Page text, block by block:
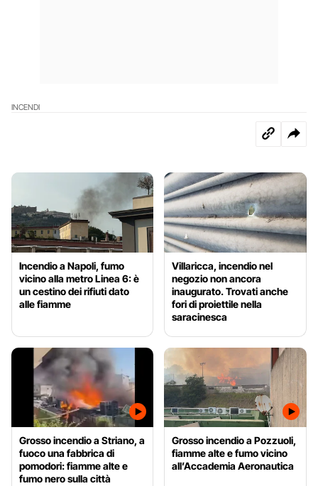
INCENDI
Incendio a Napoli, fumo
vicino alla metro Linea 6: è
un cestino dei rifiuti dato
alle fiamme
Villaricca, incendio nel
negozio non ancora
inaugurato. Trovati anche
fori di proiettile nella
saracinesca
Grosso incendio a Striano, a
fuoco una fabbrica di
pomodori: fiamme alte e
fumo nero sulla città
Grosso incendio a Pozzuoli,
fiamme alte e fumo vicino
all’Accademia Aeronautica